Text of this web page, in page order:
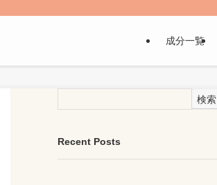
成分一覧
検索
Recent Posts